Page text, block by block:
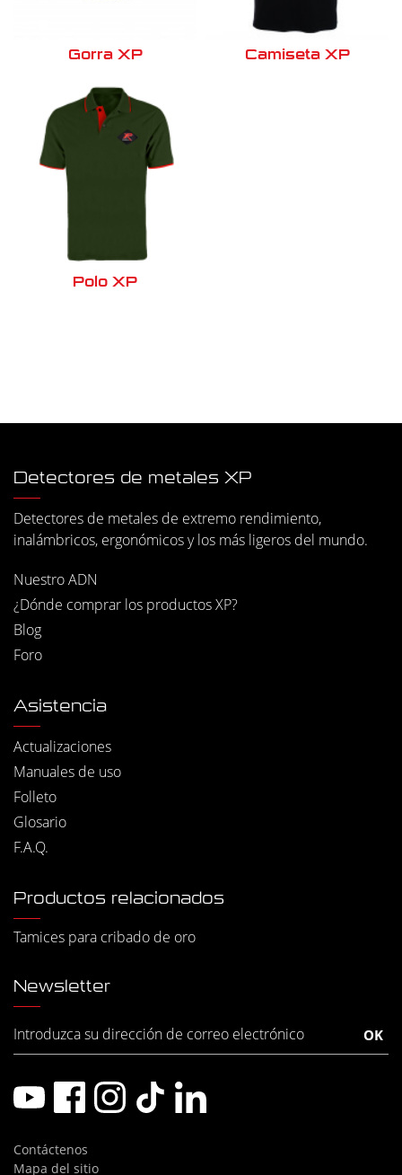
Gorra XP Camiseta XP
Polo XP
Detectores de metales XP
Detectores de metales de extremo rendimiento,
inalámbricos, ergonómicos y los más ligeros del mundo.
Nuestro ADN
¿Dónde comprar los productos XP?
Blog
Foro
Asistencia
Actualizaciones
Manuales de uso
Folleto
Glosario
F.A.Q.
Productos relacionados
Tamices para cribado de oro
Newsletter
Contáctenos
Mapa del sitio